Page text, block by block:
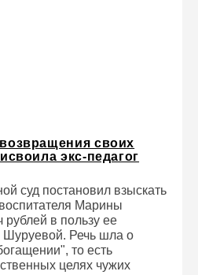
своих
экс-педагог
суд постановил взыскать
Марины
в пользу ее
Шуруевой. Речь шла о
то есть
целях чужих